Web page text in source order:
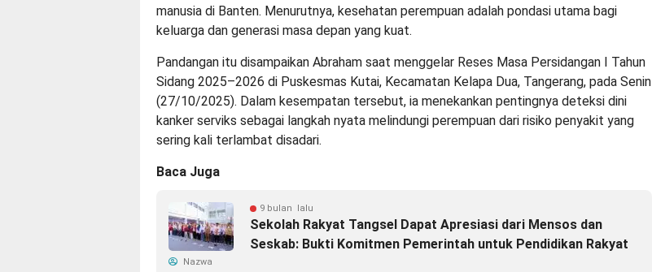
manusia di Banten. Menurutnya, kesehatan perempuan adalah pondasi utama bagi
keluarga dan generasi masa depan yang kuat.
Pandangan itu disampaikan Abraham saat menggelar Reses Masa Persidangan I Tahun
Sidang 2025–2026 di Puskesmas Kutai, Kecamatan Kelapa Dua, Tangerang, pada Senin
(27/10/2025). Dalam kesempatan tersebut, ia menekankan pentingnya deteksi dini
kanker serviks sebagai langkah nyata melindungi perempuan dari risiko penyakit yang
sering kali terlambat disadari.
Baca Juga
9 bulan lalu
Sekolah Rakyat Tangsel Dapat Apresiasi dari Mensos dan
Seskab: Bukti Komitmen Pemerintah untuk Pendidikan Rakyat
Nazwa